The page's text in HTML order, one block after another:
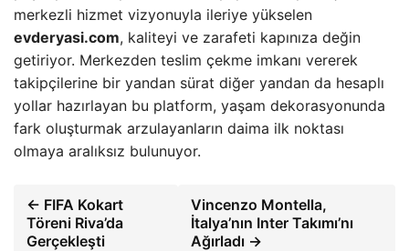
merkezli hizmet vizyonuyla ileriye yükselen
evderyasi.com, kaliteyi ve zarafeti kapınıza değin
getiriyor. Merkezden teslim çekme imkanı vererek
takipçilerine bir yandan sürat diğer yandan da hesaplı
yollar hazırlayan bu platform, yaşam dekorasyonunda
fark oluşturmak arzulayanların daima ilk noktası
olmaya aralıksız bulunuyor.
← FIFA Kokart
Töreni Riva’da
Gerçekleşti
Vincenzo Montella,
İtalya’nın Inter Takımı’nı
Ağırladı →